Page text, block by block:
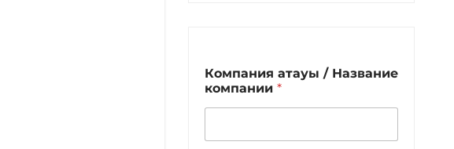
Компания атауы / Название
компании *